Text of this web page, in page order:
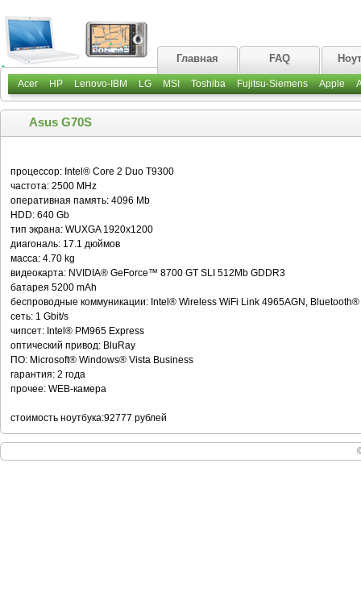
Главная FAQ
Acer HP Lenovo-IBM LG MSI Toshiba Fujitsu-Siemens Apple
Asus G70S
процессор: Intel® Core 2 Duo T9300
частота: 2500 MHz
оперативная память: 4096 Mb
HDD: 640 Gb
тип экрана: WUXGA 1920x1200
диагональ: 17.1 дюймов
масса: 4.70 kg
видеокарта: NVIDIA® GeForce™ 8700 GT SLI 512Mb GDDR3
батарея 5200 mAh
беспроводные коммуникации: Intel® Wireless WiFi Link 4965AGN, Bluetooth®
сеть: 1 Gbit/s
чипсет: Intel® PM965 Express
оптический привод: BluRay
ПО: Microsoft® Windows® Vista Business
гарантия: 2 года
прочее: WEB-камера
стоимость ноутбука:92777 рублей